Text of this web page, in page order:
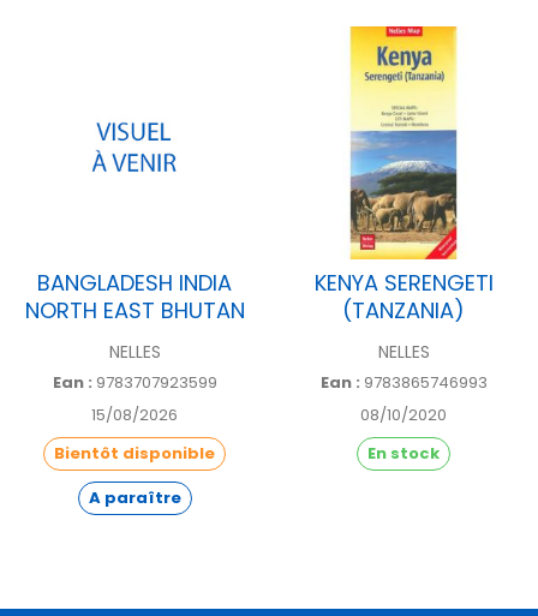
BANGLADESH INDIA
NORTH EAST BHUTAN
NELLES
Ean : 9783707923599
15/08/2026
Bientôt disponible
A paraître
KENYA SERENGETI
(TANZANIA)
NELLES
Ean : 9783865746993
08/10/2020
En stock